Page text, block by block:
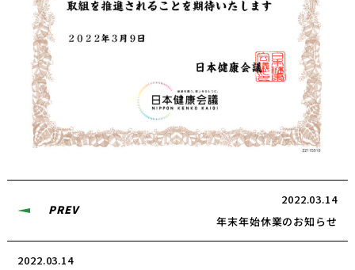
2022.03.14
年末年始休業のお知らせ
PREV
2022.03.14